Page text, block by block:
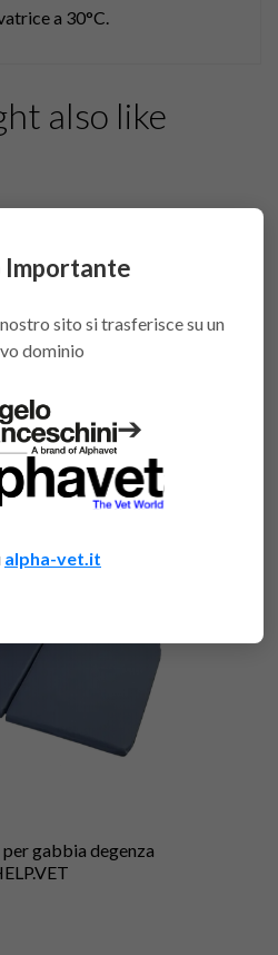
a 30°C.
also like
Sintex
gabbia degenza
Importante
sito si trasferisce su un
dominio
➔
alpha-vet.it